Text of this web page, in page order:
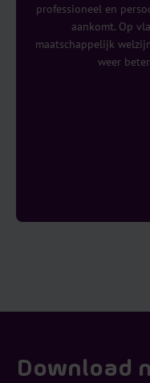
professioneel en
aankomt. Op
maatschappelijk
weer beter.
Download